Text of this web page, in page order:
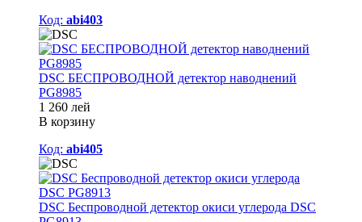
Код: abi403
DSC БЕСПРОВОДНОЙ детектор наводнений
PG8985
1 260 лей
В корзину
Код: abi405
DSC Беспроводной детектор окиси углерода DSC